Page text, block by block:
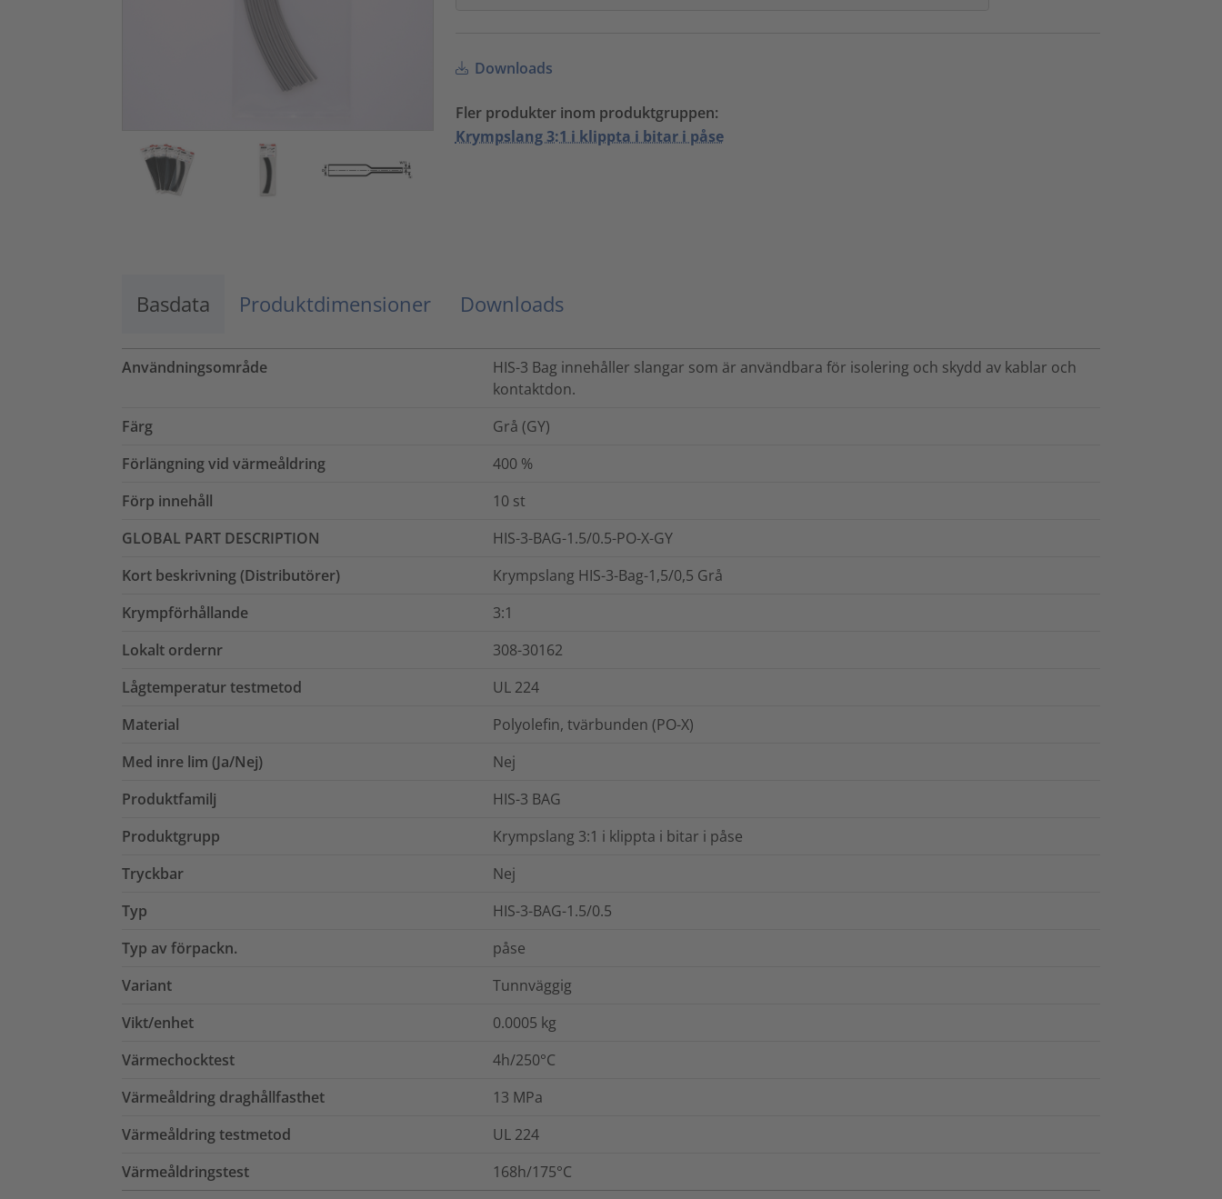
Downloads
Fler produkter inom produktgruppen:
Krympslang 3:1 i klippta i bitar i påse
Basdata Produktdimensioner Downloads
Användningsområde
HIS-3 Bag innehåller slangar som är användbara för isolering och skydd av kablar och
kontaktdon.
Färg
Grå (GY)
Förlängning vid värmeåldring
400 %
Förp innehåll
10 st
GLOBAL PART DESCRIPTION
HIS-3-BAG-1.5/0.5-PO-X-GY
Kort beskrivning (Distributörer)
Krympslang HIS-3-Bag-1,5/0,5 Grå
Krympförhållande
3:1
Lokalt ordernr
308-30162
Lågtemperatur testmetod
UL 224
Material
Polyolefin, tvärbunden (PO-X)
Med inre lim (Ja/Nej)
Nej
Produktfamilj
HIS-3 BAG
Produktgrupp
Krympslang 3:1 i klippta i bitar i påse
Tryckbar
Nej
Typ
HIS-3-BAG-1.5/0.5
Typ av förpackn.
påse
Variant
Tunnväggig
Vikt/enhet
0.0005 kg
Värmechocktest
4h/250°C
Värmeåldring draghållfasthet
13 MPa
Värmeåldring testmetod
UL 224
Värmeåldringstest
168h/175°C